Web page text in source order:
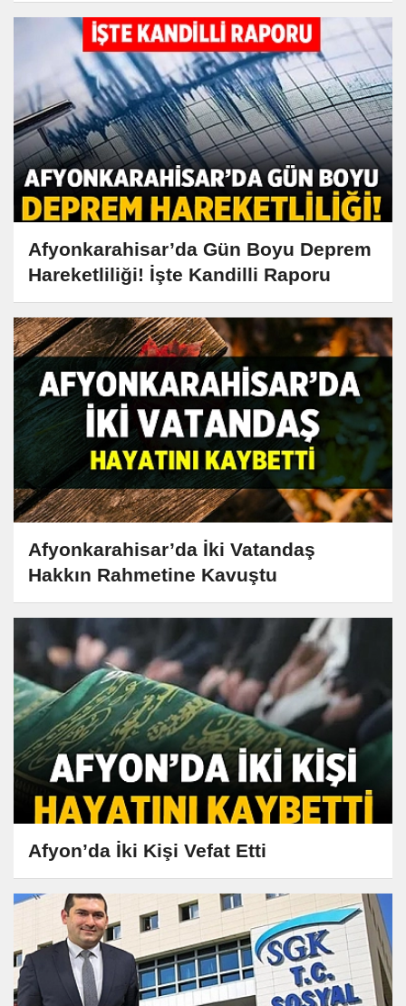
Afyonkarahisar’da Gün Boyu Deprem
Hareketliliği! İşte Kandilli Raporu
Afyonkarahisar’da İki Vatandaş
Hakkın Rahmetine Kavuştu
Afyon’da İki Kişi Vefat Etti